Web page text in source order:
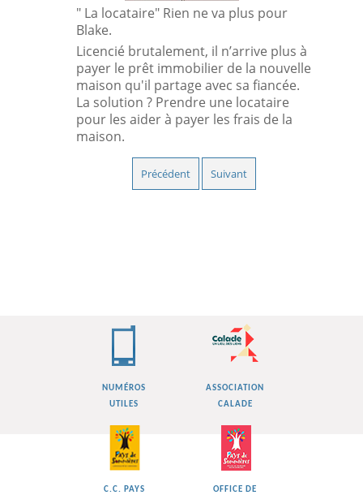
" La locataire" Rien ne va plus pour
Blake.
Licencié brutalement, il n’arrive plus à
payer le prêt immobilier de la nouvelle
maison qu'il partage avec sa fiancée.
La solution ? Prendre une locataire
pour les aider à payer les frais de la
maison.
Précédent Suivant
NUMÉROS
UTILES
ASSOCIATION
CALADE
C.C. PAYS
OFFICE DE